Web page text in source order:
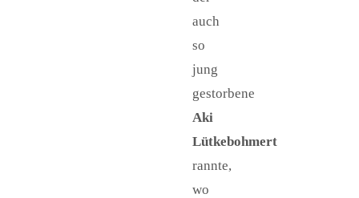
auch
so
jung
gestorbene
Aki
Lütkebohmert
rannte,
wo